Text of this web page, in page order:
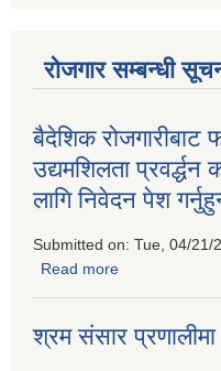
रोजगार सम्बन्धी
बैदेशिक रोजगारीबाट
उद्यमशिलता प्रवर्द्धन
लागि निवेदन पेश
Submitted on: Tue, 04/21/
Read more
श्रम संसार